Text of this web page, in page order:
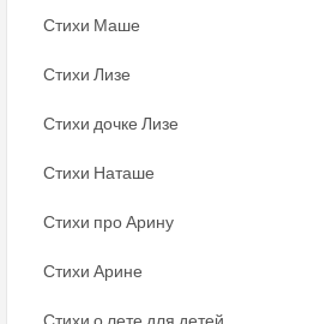
Стихи Маше
Стихи Лизе
Стихи дочке Лизе
Стихи Наташе
Стихи про Арину
Стихи Арине
Стихи о лете для детей